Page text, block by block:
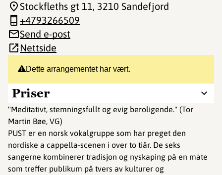
Dette arrangementet har vært.
Priser
"Meditativt, stemningsfullt og evig beroligende." (Tor
Martin Bøe, VG)
PUST er en norsk vokalgruppe som har preget den
nordiske a cappella-scenen i over to tiår. De seks
sangerne kombinerer tradisjon og nyskaping på en måte
som treffer publikum på tvers av kulturer og
Stockfleths gt 11, 3210 Sandefjord
+4793266509
Send e-post
Nettside